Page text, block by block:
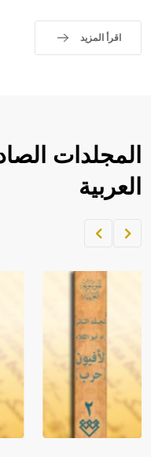
اقرأ المزيد
المجلدات
العربية